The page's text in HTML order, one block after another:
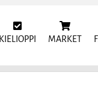
KIELIOPPI MARKET